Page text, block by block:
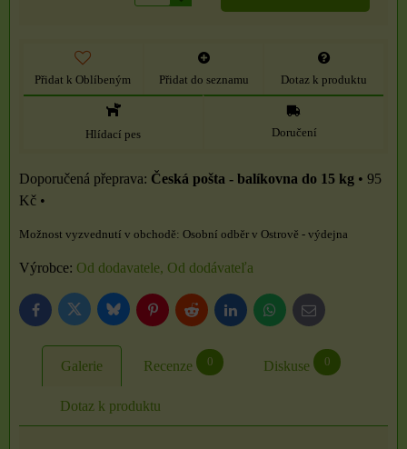
Přidat k Oblíbeným Přidat do seznamu Dotaz k produktu
Hlídací pes Doručení
Česká pošta - balíkovna do 15 kg • 95
Kč •
Osobní odběr v Ostrově - výdejna
Výrobce: Od dodavatele, Od dodávateľa
FacebookTwitter BlueskyPinterestReddit LinkedInWhatsApp
E-
mail
Galerie Recenze 0 Diskuse 0
Dotaz k produktu